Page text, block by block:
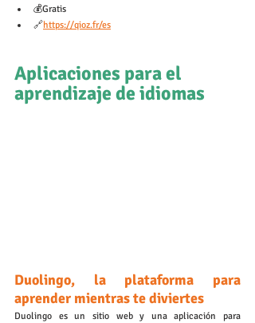
💰Gratis
🔗https://qioz.fr/es
Aplicaciones para el
aprendizaje de idiomas
Duolingo, la plataforma para
aprender mientras te diviertes
Duolingo es un sitio web y una aplicación para